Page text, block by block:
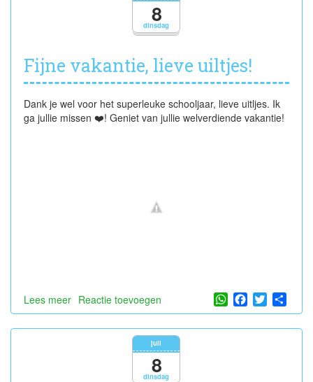
dinsdag
8
Fijne vakantie, lieve uiltjes!
Dank je wel voor het superleuke schooljaar, lieve uitljes. Ik
ga jullie missen ❤️! Geniet van jullie welverdiende vakantie!
Lees meer over
Fijne
vakantie,
Reactie toevoegen WhatsApp
Facebook
Twitter
dinsdag
juli
8